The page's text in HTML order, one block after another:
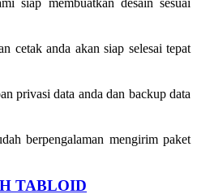
siap membuatkan desain sesuai
cetak anda akan siap selesai tepat
privasi data anda dan backup data
berpengalaman mengirim paket
TABLOID